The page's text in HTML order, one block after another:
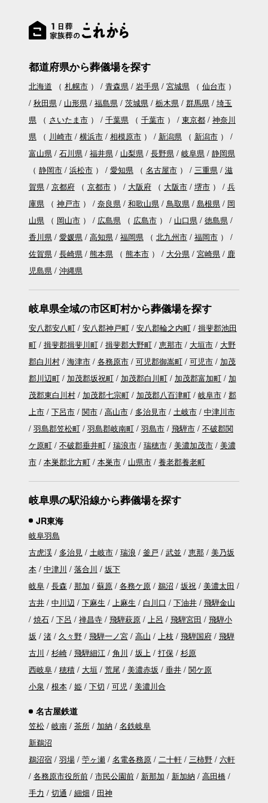
都道府県から葬儀場を探す
北海道 （ 札幌市） 青森県 岩手県 宮城県（ 仙台市）
秋田県
山形県 福島県 茨城県 栃木県 群馬県
埼玉
県（ さいたま市） 千葉県（ 千葉市） 東京都
神奈川
県（ 川崎市 横浜市 相模原市） 新潟県（ 新潟市）
富山県
石川県 福井県 山梨県 長野県 岐阜県
静岡県
（ 静岡市 浜松市） 愛知県（ 名古屋市） 三重県
滋
賀県
京都府（ 京都市） 大阪府（ 大阪市 堺市）
兵
庫県（ 神戸市） 奈良県 和歌山県 鳥取県 島根県
岡
山県（ 岡山市） 広島県（ 広島市） 山口県
徳島県
香川県
愛媛県 高知県 福岡県（ 北九州市 福岡市）
佐賀県
長崎県 熊本県（ 熊本市） 大分県 宮崎県
鹿
児島県
沖縄県
岐阜県全域の市区町村から葬儀場を探す
安八郡安八町 安八郡神戸町 安八郡輪之内町
揖斐郡池田
町
揖斐郡揖斐川町 揖斐郡大野町 恵那市 大垣市
大野
郡白川村
海津市 各務原市 可児郡御嵩町 可児市
加茂
郡川辺町
加茂郡坂祝町 加茂郡白川町 加茂郡富加町
加
茂郡東白川村
加茂郡七宗町 加茂郡八百津町 岐阜市
郡
上市
下呂市 関市 高山市 多治見市 土岐市
中津川市
羽島郡笠松町
羽島郡岐南町 羽島市 飛騨市
不破郡関
ケ原町
不破郡垂井町 瑞浪市 瑞穂市 美濃加茂市
美濃
市
本巣郡北方町 本巣市 山県市 養老郡養老町
岐阜県の駅沿線から葬儀場を探す
JR東海
岐阜羽島
古虎渓
多治見 土岐市 瑞浪 釜戸 武並 恵那
美乃坂
本
中津川 落合川
坂下
岐阜
長森 那加 蘇原 各務ケ原 鵜沼 坂祝
美濃太田
古井
中川辺 下麻生 上麻生 白川口 下油井
飛騨金山
焼石
下呂 禅昌寺 飛騨萩原 上呂 飛騨宮田
飛騨小
坂
渚 久々野 飛騨一ノ宮 高山 上枝 飛騨国府
飛騨
古川
杉崎 飛騨細江 角川 坂上 打保
杉原
西岐阜
穂積 大垣 荒尾 美濃赤坂 垂井
関ケ原
小泉
根本 姫 下切 可児 美濃川合
名古屋鉄道
笠松 岐南 茶所 加納
名鉄岐阜
新鵜沼
鵜沼宿
羽場 苧ヶ瀬 名電各務原 二十軒 三柿野
六軒
各務原市役所前
市民公園前 新那加 新加納
高田橋
手力
切通 細畑
田神